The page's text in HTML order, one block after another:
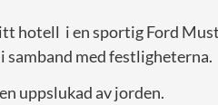
hotell i en sportig Ford
samband med festligheterna.
uppslukad av jorden.